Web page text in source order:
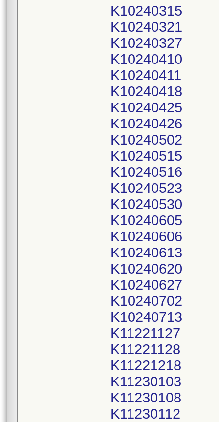
K10240315
K10240321
K10240327
K10240410
K10240411
K10240418
K10240425
K10240426
K10240502
K10240515
K10240516
K10240523
K10240530
K10240605
K10240606
K10240613
K10240620
K10240627
K10240702
K10240713
K11221127
K11221128
K11221218
K11230103
K11230108
K11230112